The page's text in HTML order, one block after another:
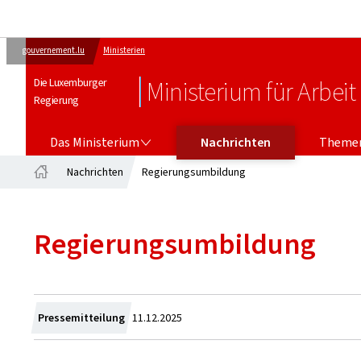
gouvernement.lu Ministerien
Die Luxemburger
Regierung
Ministerium für Arbeit
Das Ministerium Nachrichten
Nachrichten Regierungsumbildung
Regierungsumbildung
Pressemitteilung Zum
11.12.2025